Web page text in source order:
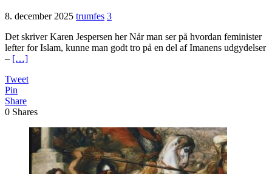
8. december 2025 trumfes 3
Det skriver Karen Jespersen her Når man ser på hvordan feminister
lefter for Islam, kunne man godt tro på en del af Imanens udgydelser
– […]
Tweet
Pin
Share
0 Shares